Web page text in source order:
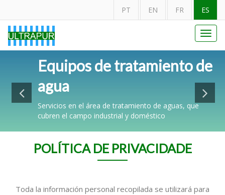
PT EN FR ES
La filtración y tratamiento
de las aguas
Equipos de tratamiento de
agua
Servicios en el área de tratamiento de aguas, que
cubren el campo industrial y doméstico
Equipos a un precio
competitivo
Sin comprometer la calidad de los equipos y / o
servicio
Filtro2P
Para la aplicación de diferentes tipos de cartuchos
disponibles (filtración, carbón activado, polifosfato,
Siliphos, etc.).
POLÍTICA DE PRIVACIDADE
Toda la información personal recopilada se utilizará para